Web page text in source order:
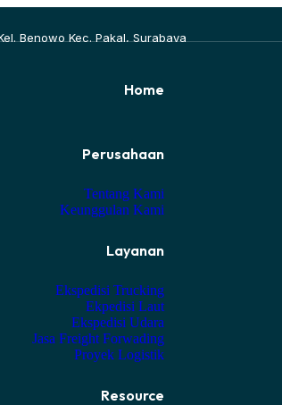
Benowo Kec. Pakal, Surabaya
Home
Perusahaan
Tentang Kami
Keunggulan Kami
Layanan
Ekspedisi Trucking
Ekpedisi Laut
Ekspedisi Udara
Jasa Freight Forwading
Proyek Logistik
Resource